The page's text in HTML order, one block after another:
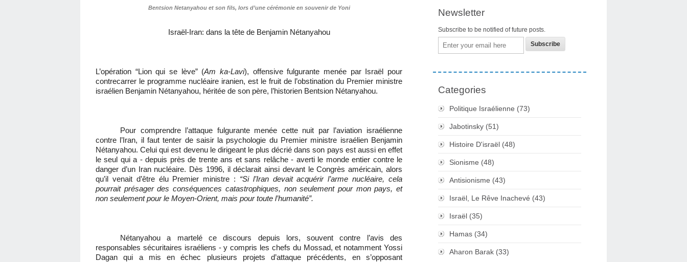
Bentsion Netanyahou et son fils, lors d’une cérémonie en souvenir de Yoni
Israël-Iran: dans la tête de Benjamin Nétanyahou
L’opération “Lion qui se lève” (Am ka-Lavi), offensive fulgurante menée par Israël pour
contrecarrer le programme nucléaire iranien, est le fruit de l’obstination du Premier ministre
israélien Benjamin Nétanyahou, héritée de son père, l’historien Bentsion Nétanyahou.
Pour comprendre l’attaque fulgurante menée cette nuit par l’aviation israélienne
contre l’Iran, il faut tenter de saisir la psychologie du Premier ministre israélien Benjamin
Nétanyahou. Celui qui est devenu le dirigeant le plus décrié dans son pays est aussi en effet
le seul qui a - depuis près de trente ans et sans relâche - averti le monde entier contre le
danger d’un Iran nucléaire. Dès 1996, il déclarait ainsi devant le Congrès américain, alors
qu’il venait d’être élu Premier ministre : “Si l’Iran devait acquérir l’arme nucléaire, cela
pourrait présager des conséquences catastrophiques, non seulement pour mon pays, et
non seulement pour le Moyen-Orient, mais pour toute l’humanité”.
Nétanyahou a martelé ce discours depuis lors, souvent contre l’avis des
responsables sécuritaires israéliens - y compris les chefs du Mossad, et notamment Yossi
Dagan qui a mis en échec plusieurs projets d’attaque précédents, en s’opposant
Newsletter
Subscribe to be notified of future posts.
Email
Categories
Politique Israélienne (73)
Jabotinsky (51)
Histoire D'israël (48)
Sionisme (48)
Antisionisme (43)
Israël, Le Rêve Inachevé (43)
Israël (35)
Hamas (34)
Aharon Barak (33)